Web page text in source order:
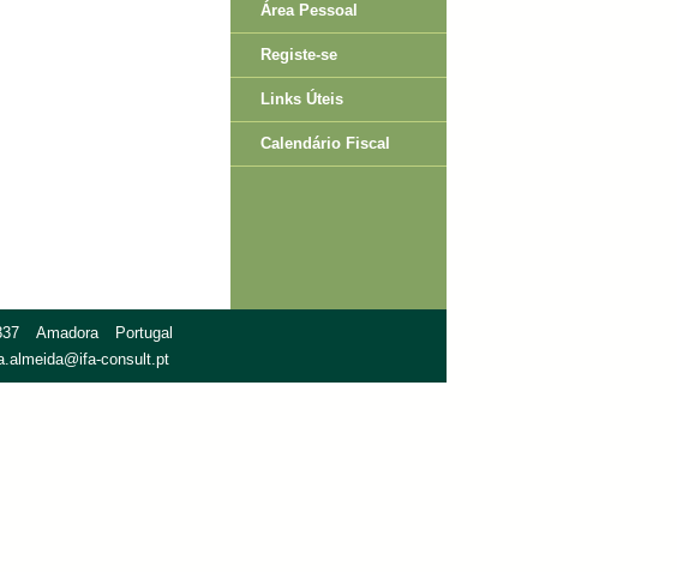
Área Pessoal
Registe-se
Links Úteis
Calendário Fiscal
Amadora
Portugal
consult.pt